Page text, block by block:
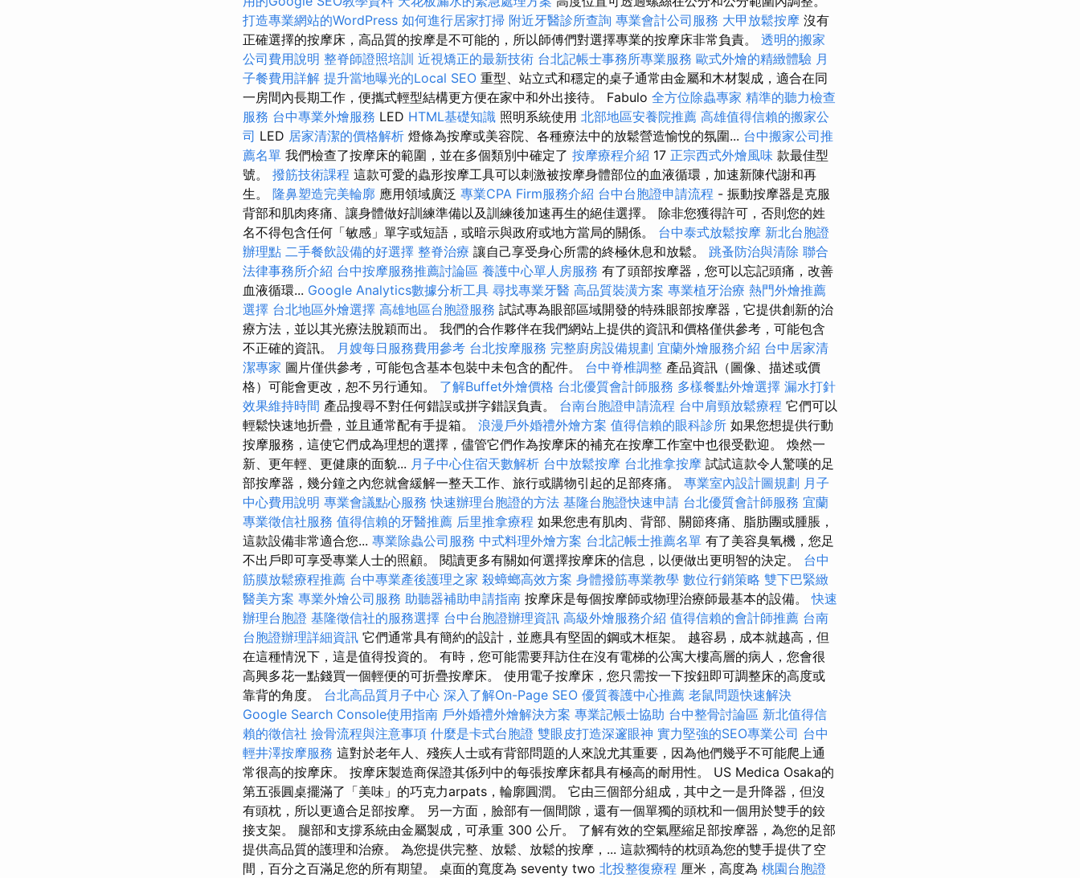
打造專業網站的WordPress 如何進行居家打掃 附近牙醫診所查詢 專業會計公司服務 大甲放鬆按摩 沒有
正確選擇的按摩床，高品質的按摩是不可能的，所以師傅們對選擇專業的按摩床非常負責。 透明的搬家
公司費用說明 整脊師證照培訓 近視矯正的最新技術 台北記帳士事務所專業服務 歐式外燴的精緻體驗 月
子餐費用詳解 提升當地曝光的Local SEO 重型、站立式和穩定的桌子通常由金屬和木材製成，適合在同
一房間內長期工作，便攜式輕型結構更方便在家中和外出接待。 Fabulo 全方位除蟲專家 精準的聽力檢查
服務 台中專業外燴服務 LED HTML基礎知識 照明系統使用 北部地區安養院推薦 高雄值得信賴的搬家公
司 LED 居家清潔的價格解析 燈條為按摩或美容院、各種療法中的放鬆營造愉悅的氛圍... 台中搬家公司推
薦名單 我們檢查了按摩床的範圍，並在多個類別中確定了 按摩療程介紹 17 正宗西式外燴風味 款最佳型
號。 撥筋技術課程 這款可愛的蟲形按摩工具可以刺激被按摩身體部位的血液循環，加速新陳代謝和再
生。 隆鼻塑造完美輪廓 應用領域廣泛 專業CPA Firm服務介紹 台中台胞證申請流程 - 振動按摩器是克服
背部和肌肉疼痛、讓身體做好訓練準備以及訓練後加速再生的絕佳選擇。 除非您獲得許可，否則您的姓
名不得包含任何「敏感」單字或短語，或暗示與政府或地方當局的關係。 台中泰式放鬆按摩 新北台胞證
辦理點 二手餐飲設備的好選擇 整脊治療 讓自己享受身心所需的終極休息和放鬆。 跳蚤防治與清除 聯合
法律事務所介紹 台中按摩服務推薦討論區 養護中心單人房服務 有了頭部按摩器，您可以忘記頭痛，改善
血液循環... Google Analytics數據分析工具 尋找專業牙醫 高品質裝潢方案 專業植牙治療 熱門外燴推薦
選擇 台北地區外燴選擇 高雄地區台胞證服務 試試專為眼部區域開發的特殊眼部按摩器，它提供創新的治
療方法，並以其光療法脫穎而出。 我們的合作夥伴在我們網站上提供的資訊和價格僅供參考，可能包含
不正確的資訊。
月嫂每日服務費用參考 台北按摩服務 完整廚房設備規劃 宜蘭外燴服務介紹 台中居家清
潔專家 圖片僅供參考，可能包含基本包裝中未包含的配件。 台中脊椎調整 產品資訊（圖像、描述或價
格）可能會更改，恕不另行通知。 了解Buffet外燴價格 台北優質會計師服務 多樣餐點外燴選擇 漏水打針
效果維持時間 產品搜尋不對任何錯誤或拼字錯誤負責。 台南台胞證申請流程 台中肩頸放鬆療程 它們可以
輕鬆快速地折疊，並且通常配有手提箱。 浪漫戶外婚禮外燴方案 值得信賴的眼科診所 如果您想提供行動
按摩服務，這使它們成為理想的選擇，儘管它們作為按摩床的補充在按摩工作室中也很受歡迎。 煥然一
新、更年輕、更健康的面貌... 月子中心住宿天數解析 台中放鬆按摩 台北推拿按摩 試試這款令人驚嘆的足
部按摩器，幾分鐘之內您就會緩解一整天工作、旅行或購物引起的足部疼痛。 專業室內設計圖規劃 月子
中心費用說明 專業會議點心服務 快速辦理台胞證的方法 基隆台胞證快速申請 台北優質會計師服務 宜蘭
專業徵信社服務 值得信賴的牙醫推薦 后里推拿療程 如果您患有肌肉、背部、關節疼痛、脂肪團或腫脹，
這款設備非常適合您... 專業除蟲公司服務 中式料理外燴方案 台北記帳士推薦名單 有了美容臭氧機，您足
不出戶即可享受專業人士的照顧。 閱讀更多有關如何選擇按摩床的信息，以便做出更明智的決定。 台中
筋膜放鬆療程推薦 台中專業產後護理之家 殺蟑螂高效方案 身體撥筋專業教學 數位行銷策略 雙下巴緊緻
醫美方案 專業外燴公司服務 助聽器補助申請指南 按摩床是每個按摩師或物理治療師最基本的設備。快速
辦理台胞證 基隆徵信社的服務選擇 台中台胞證辦理資訊 高級外燴服務介紹 值得信賴的會計師推薦 台南
台胞證辦理詳細資訊 它們通常具有簡約的設計，並應具有堅固的鋼或木框架。 越容易，成本就越高，但
在這種情況下，這是值得投資的。 有時，您可能需要拜訪住在沒有電梯的公寓大樓高層的病人，您會很
高興多花一點錢買一個輕便的可折疊按摩床。 使用電子按摩床，您只需按一下按鈕即可調整床的高度或
靠背的角度。 台北高品質月子中心 深入了解On-Page SEO 優質養護中心推薦 老鼠問題快速解決
Google Search Console使用指南 戶外婚禮外燴解決方案 專業記帳士協助 台中整骨討論區 新北值得信
賴的徵信社 撿骨流程與注意事項 什麼是卡式台胞證 雙眼皮打造深邃眼神 實力堅強的SEO專業公司 台中
輕井澤按摩服務 這對於老年人、殘疾人士或有背部問題的人來說尤其重要，因為他們幾乎不可能爬上通
常很高的按摩床。 按摩床製造商保證其係列中的每張按摩床都具有極高的耐用性。 US Medica Osaka的
第五張圓桌擺滿了「美味」的巧克力arpats，輪廓圓潤。 它由三個部分組成，其中之一是升降器，但沒
有頭枕，所以更適合足部按摩。 另一方面，臉部有一個間隙，還有一個單獨的頭枕和一個用於雙手的鉸
接支架。 腿部和支撐系統由金屬製成，可承重 300 公斤。 了解有效的空氣壓縮足部按摩器，為您的足部
提供高品質的護理和治療。 為您提供完整、放鬆、放鬆的按摩，... 這款獨特的枕頭為您的雙手提供了空
間，百分之百滿足您的所有期望。 桌面的寬度為 seventy two 北投整復療程 厘米，高度為 桃園台胞證